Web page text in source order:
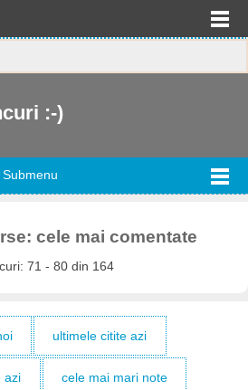
:-)
Submenu
cele mai comentate
71 - 80 din 164
ultimele citite azi
azi cele mai mari note